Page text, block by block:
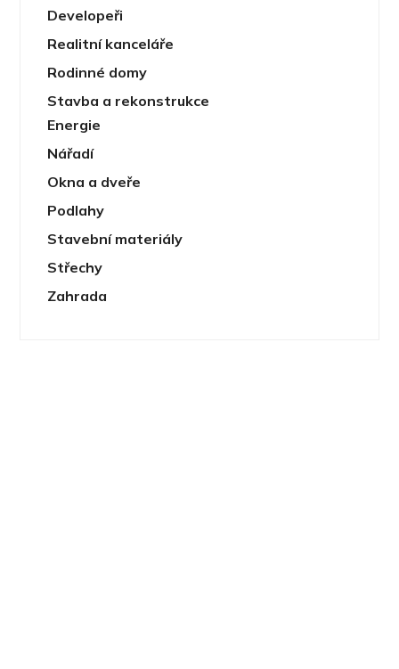
Developeři
Realitní kanceláře
Rodinné domy
Stavba a rekonstrukce
Energie
Nářadí
Okna a dveře
Podlahy
Stavební materiály
Střechy
Zahrada